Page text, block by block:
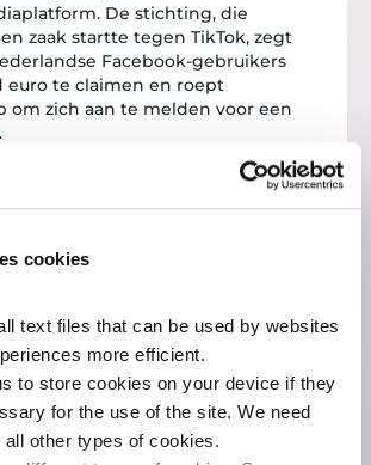
cookies
text files that can be used by websites
more efficient.
to store cookies on your device if they
for the use of the site. We need
other types of cookies.
De stichting, die
zaak startte tegen TikTok, zegt
Facebook-gebruikers
euro te claimen en roept
om zich aan te melden voor een
op Agconnect.nl.Klik hier